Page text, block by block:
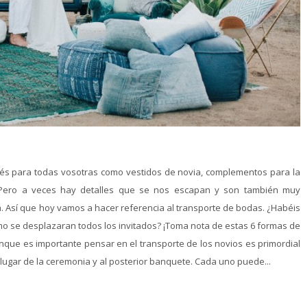
para todas vosotras como vestidos de novia, complementos para la
a veces hay detalles que se nos escapan y son también muy
que hoy vamos a hacer referencia al transporte de bodas. ¿Habéis
se desplazaran todos los invitados? ¡Toma nota de estas 6 formas de
es importante pensar en el transporte de los novios es primordial
de la ceremonia y al posterior banquete. Cada uno puede...